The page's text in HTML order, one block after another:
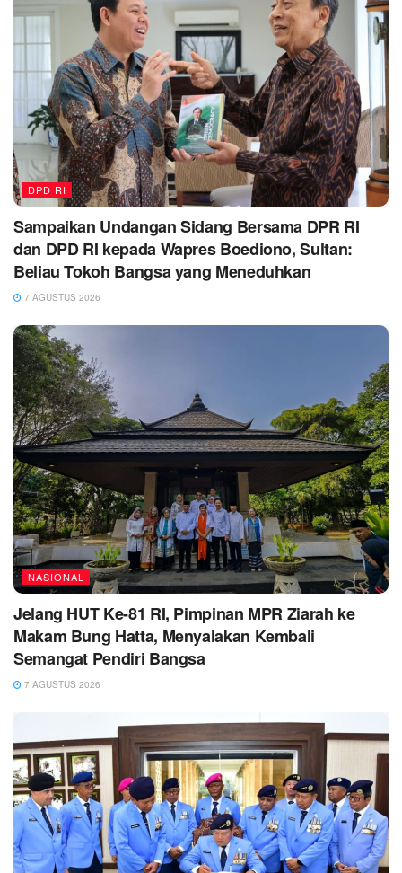
DPD RI
Sampaikan Undangan Sidang Bersama DPR RI
dan DPD RI kepada Wapres Boediono, Sultan:
Beliau Tokoh Bangsa yang Meneduhkan
7 AGUSTUS 2026
NASIONAL
Jelang HUT Ke-81 RI, Pimpinan MPR Ziarah ke
Makam Bung Hatta, Menyalakan Kembali
Semangat Pendiri Bangsa
7 AGUSTUS 2026